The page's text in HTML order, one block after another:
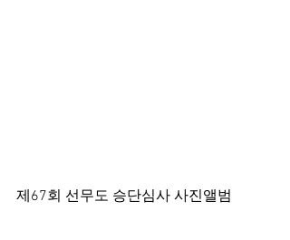
제67회 선무도 승단심사 사진앨범